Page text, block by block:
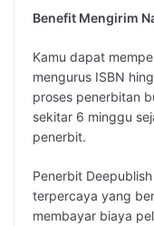
Benefit Mengirim
Kamu dapat
mengurus ISBN
proses penerbitan
sekitar 6 minggu
penerbit.
Penerbit
terpercaya yang
membayar biaya